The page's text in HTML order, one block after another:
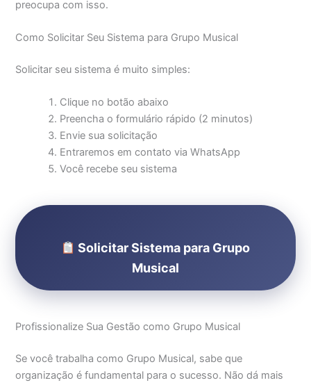
preocupa com isso.
Como Solicitar Seu Sistema para Grupo Musical
Solicitar seu sistema é muito simples:
Clique no botão abaixo
Preencha o formulário rápido (2 minutos)
Envie sua solicitação
Entraremos em contato via WhatsApp
Você recebe seu sistema
Solicitar Sistema para Grupo
Musical
Profissionalize Sua Gestão como Grupo Musical
Se você trabalha como Grupo Musical, sabe que
organização é fundamental para o sucesso. Não dá mais